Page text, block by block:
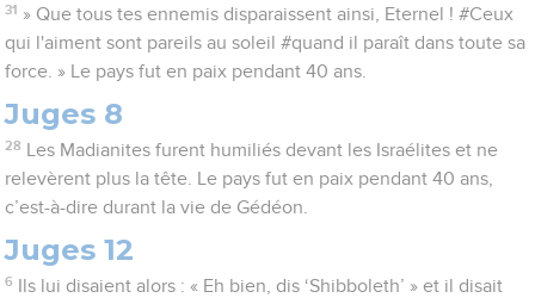
31 » Que tous tes ennemis disparaissent ainsi, Eternel ! #Ceux
qui l'aiment sont pareils au soleil #quand il paraît dans toute sa
force. » Le pays fut en paix pendant 40 ans.
Juges 8
28
Les Madianites furent humiliés devant les Israélites et ne
relevèrent plus la tête. Le pays fut en paix pendant 40 ans,
c’est-à-dire durant la vie de Gédéon.
Juges 12
6
Ils lui disaient alors : « Eh bien, dis ‘Shibboleth’ » et il disait